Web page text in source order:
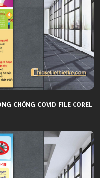
CHỐNG COVID FILE COREL